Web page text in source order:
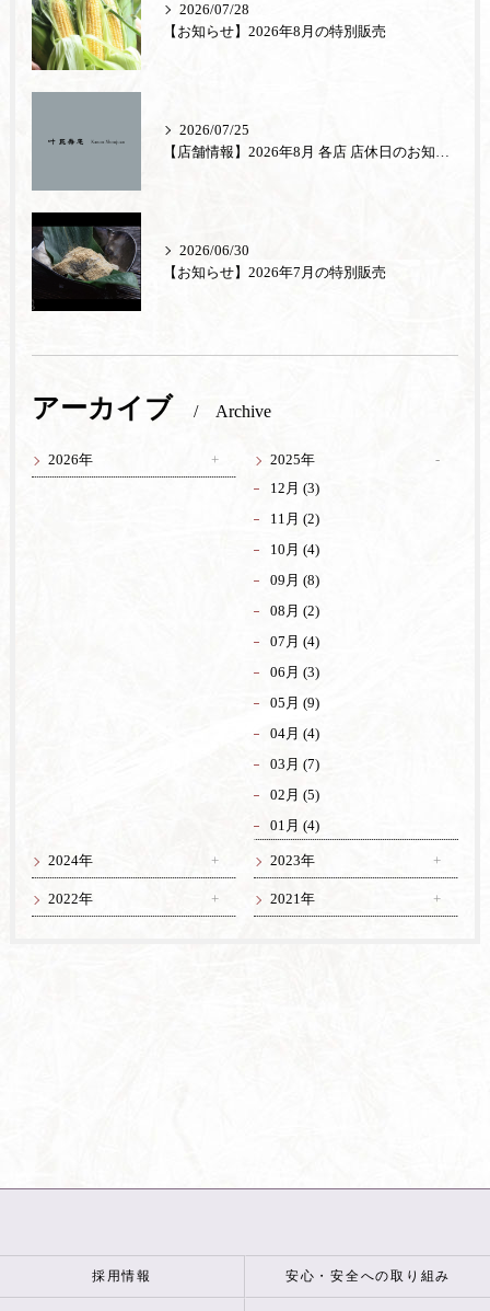
2026/07/28
【お知らせ】2026年8月の特別販売
2026/07/25
【店舗情報】2026年8月 各店 店休日のお知らせ
2026/06/30
【お知らせ】2026年7月の特別販売
アーカイブ Archive
2026年
2025年
12月 (3)
11月 (2)
10月 (4)
09月 (8)
08月 (2)
07月 (4)
06月 (3)
05月 (9)
04月 (4)
03月 (7)
02月 (5)
01月 (4)
2024年 2023年
2022年 2021年
採用情報 安心・安全への取り組み